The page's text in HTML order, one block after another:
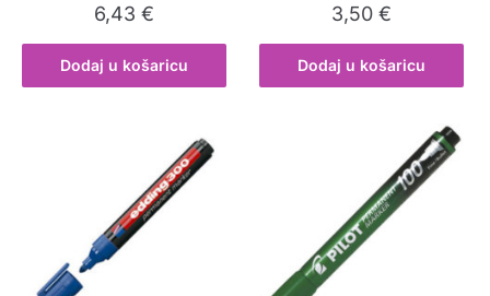
6,43€
Dodaj u košaricu
3,50€
Dodaj u košaricu